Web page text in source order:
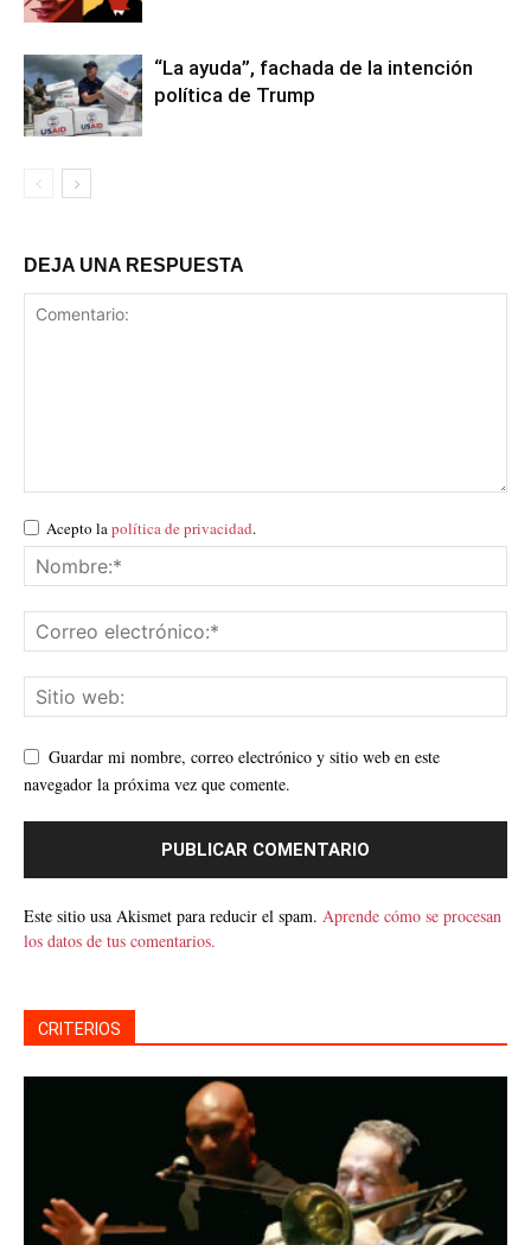
“La ayuda”, fachada de la intención
política de Trump
DEJA UNA RESPUESTA
Acepto lapolítica de privacidad.
Guardar mi nombre, correo electrónico y sitio web en este
navegador la próxima vez que comente.
Este sitio usa Akismet para reducir el spam. Aprende cómo se procesan
los datos de tus comentarios.
CRITERIOS